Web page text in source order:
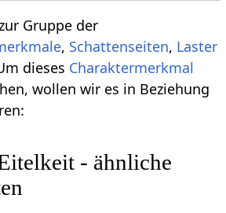
Gruppe der
, Schattenseiten, Laster
dieses Charaktermerkmal
wollen wir es in Beziehung
- ähnliche